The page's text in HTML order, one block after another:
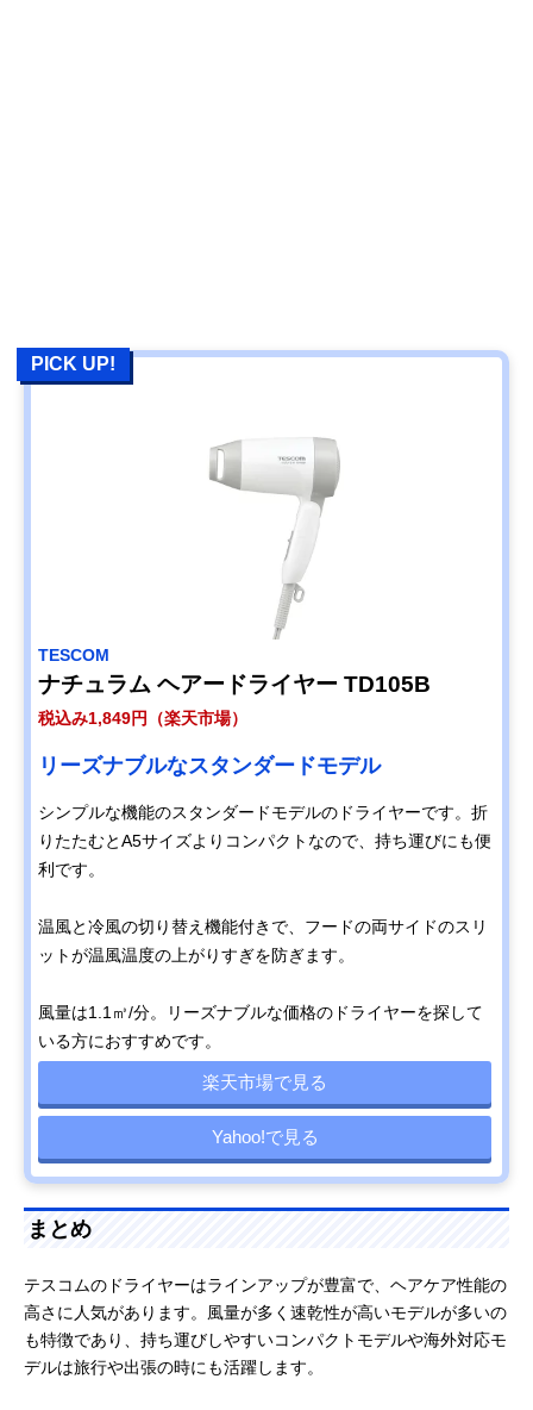
PICK UP!
TESCOM
ナチュラム ヘアードライヤー TD105B
税込み1,849円（楽天市場）
リーズナブルなスタンダードモデル
シンプルな機能のスタンダードモデルのドライヤーです。折
りたたむとA5サイズよりコンパクトなので、持ち運びにも便
利です。
温風と冷風の切り替え機能付きで、フードの両サイドのスリ
ットが温風温度の上がりすぎを防ぎます。
風量は1.1㎥/分。リーズナブルな価格のドライヤーを探して
いる方におすすめです。
楽天市場で見る
Yahoo!で見る
まとめ
テスコムのドライヤーはラインアップが豊富で、ヘアケア性能の
高さに人気があります。風量が多く速乾性が高いモデルが多いの
も特徴であり、持ち運びしやすいコンパクトモデルや海外対応モ
デルは旅行や出張の時にも活躍します。